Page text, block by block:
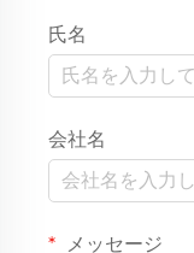
氏名
会社名
メッセージ